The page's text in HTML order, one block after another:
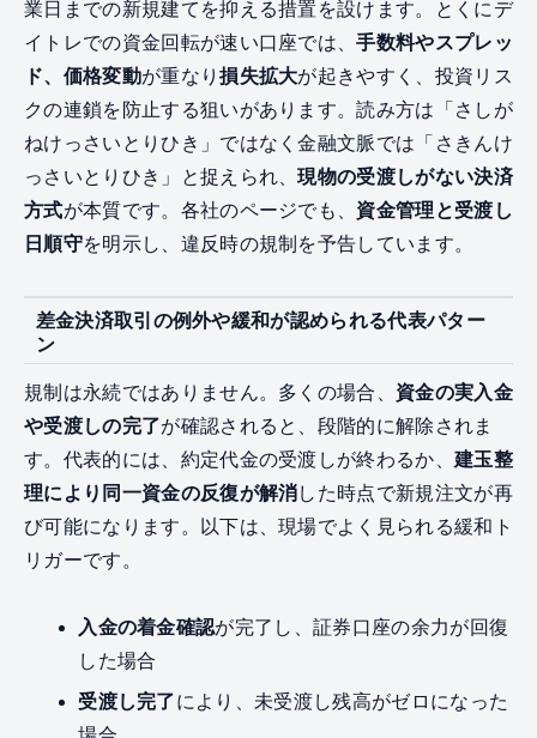
業日までの新規建てを抑える措置を設けます。とくにデ
イトレでの資金回転が速い口座では、手数料やスプレッ
ド、価格変動が重なり損失拡大が起きやすく、投資リス
クの連鎖を防止する狙いがあります。読み方は「さしが
ねけっさいとりひき」ではなく金融文脈では「さきんけ
っさいとりひき」と捉えられ、現物の受渡しがない決済
方式が本質です。各社のページでも、 資金管理と受渡し
日順守を明示し、違反時の規制を予告しています。
差金決済取引の例外や緩和が認められる代表パター
ン
規制は永続ではありません。多くの場合、 資金の実入金
や受渡しの完了が確認されると、段階的に解除されま
す。代表的には、約定代金の受渡しが終わるか、建玉整
理により同一資金の反復が解消した時点で新規注文が再
び可能になります。以下は、現場でよく見られる緩和ト
リガーです。
入金の着金確認が完了し、証券口座の余力が回復
した場合
受渡し完了により、未受渡し残高がゼロになった